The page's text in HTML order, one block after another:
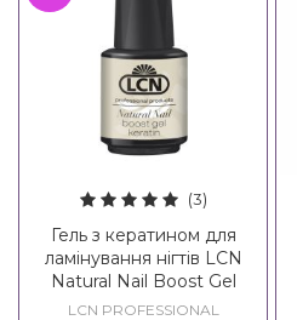
(3)
Гель з кератином для
ламінування нігтів LCN
Natural Nail Boost Gel
LCN PROFESSIONAL